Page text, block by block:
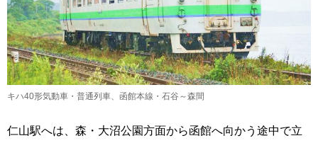
キハ40形気動車・普通列車、函館本線・石谷～森間
仁山駅へは、森・大沼公園方面から函館へ向かう途中で立